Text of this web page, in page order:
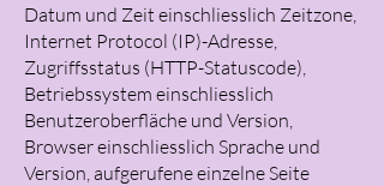
Datum und Zeit einschliesslich Zeitzone,
Internet Protocol (IP)-Adresse,
Zugriffsstatus (HTTP-Statuscode),
Betriebssystem einschliesslich
Benutzeroberfläche und Version,
Browser einschliesslich Sprache und
Version, aufgerufene einzelne Seite